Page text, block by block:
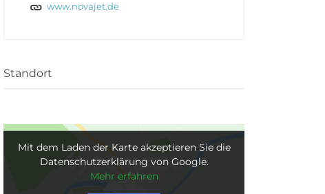
www.novajet.de
Standort
Mit dem Laden der Karte akzeptieren Sie die
Datenschutzerklärung von Google.
Mehr erfahren